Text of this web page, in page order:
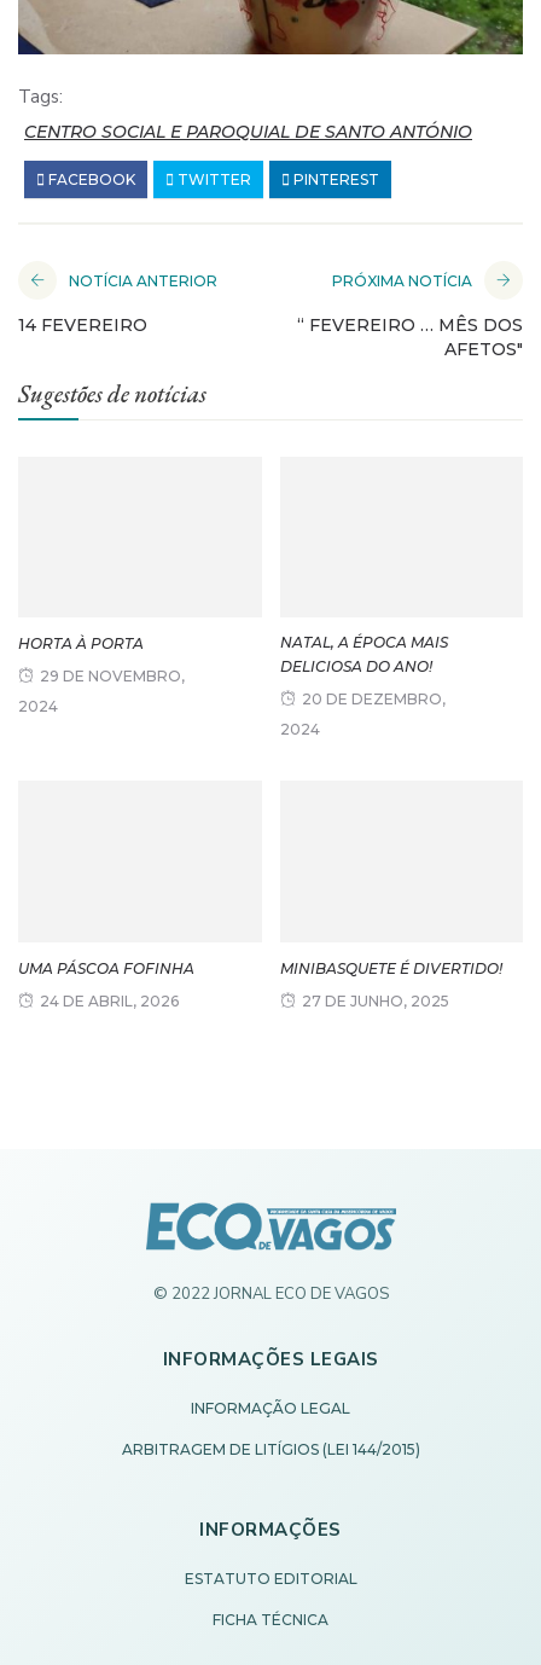
Tags:
CENTRO SOCIAL E PAROQUIAL DE SANTO ANTÓNIO
FACEBOOK TWITTER PINTEREST
NOTÍCIA ANTERIOR
14 FEVEREIRO
PRÓXIMA NOTÍCIA
“ FEVEREIRO … MÊS DOS
AFETOS"
Sugestões de notícias
HORTA À PORTA
29 DE NOVEMBRO,
2024
NATAL, A ÉPOCA MAIS
DELICIOSA DO ANO!
20 DE DEZEMBRO,
2024
UMA PÁSCOA FOFINHA
24 DE ABRIL, 2026
MINIBASQUETE É DIVERTIDO!
27 DE JUNHO, 2025
© 2022 JORNAL ECO DE VAGOS
INFORMAÇÕES LEGAIS
INFORMAÇÃO LEGAL
ARBITRAGEM DE LITÍGIOS (LEI 144/2015)
INFORMAÇÕES
ESTATUTO EDITORIAL
FICHA TÉCNICA